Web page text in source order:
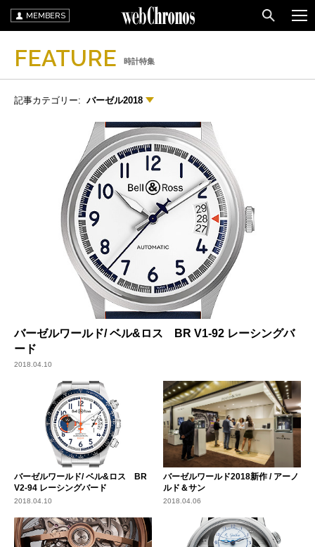
MEMBERS
FEATURE 時計特集
記事カテゴリー: バーゼル2018
バーゼルワールド/ ベル&ロス BR V1-92 レーシングバ
ード
2018.04.10
バーゼルワールド/ ベル&ロス BR
V2-94 レーシングバード
2018.04.10
バーゼルワールド2018新作 / アーノ
ルド＆サン
2018.04.06